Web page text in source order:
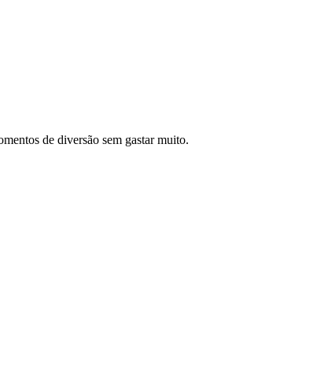
de diversão sem gastar muito.